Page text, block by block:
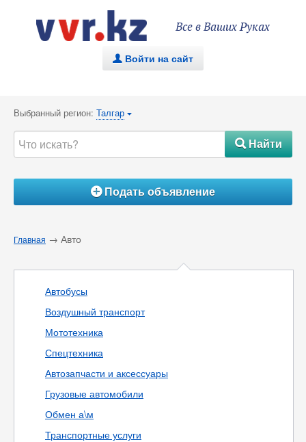
Все в Ваших Руках
. Войти на сайт
Выбранный регион: Талгар {
#Найти
ÁПодать объявление
Главная → Авто
Автобусы
Воздушный транспорт
Мототехника
Спецтехника
Автозапчасти и аксессуары
Грузовые автомобили
Обмен а\м
Транспортные услуги